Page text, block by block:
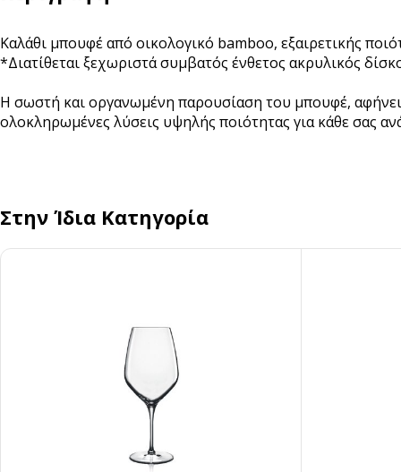
ΜΕΤΑΦΟΡΑ ΦΑΓΗΤΟΥ
Κουβέρ
Χαρτί Περιτυλίγματος
Σακουλάκια
ΑΝΑΛΩΣΙΜΑ ΕΣΤΙΑΣΗΣ
Αλουμινόχαρτο
Μεμβράνη
Καλάθι μπουφέ από οικολογικό bamboo, εξαιρετικής
*Διατίθεται ξεχωριστά συμβατός ένθετος ακρυλικός
Η σωστή και οργανωμένη παρουσίαση του μπουφέ, αφήνει
ολοκληρωμένες λύσεις υψηλής ποιότητας για κάθε σας
Στην Ίδια Κατηγορία